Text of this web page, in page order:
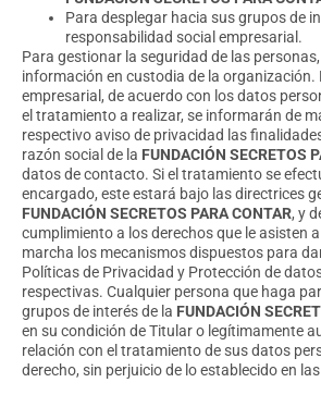
Para desplegar hacia sus grupos de
responsabilidad social empresarial.
Para gestionar la seguridad de las
información en custodia de la organización.
empresarial, de acuerdo con los datos
el tratamiento a realizar, se informarán de
respectivo aviso de privacidad las
razón social de la FUNDACIÓN SECRETOS
datos de contacto. Si el tratamiento se
encargado, este estará bajo las directrices
FUNDACIÓN SECRETOS PARA CONTAR, y
cumplimiento a los derechos que le asisten
marcha los mecanismos dispuestos para
Políticas de Privacidad y Protección de
respectivas. Cualquier persona que haga
grupos de interés de la FUNDACIÓN
en su condición de Titular o legítimamente
relación con el tratamiento de sus datos
derecho, sin perjuicio de lo establecido en